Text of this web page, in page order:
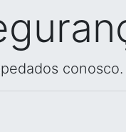
conosco.